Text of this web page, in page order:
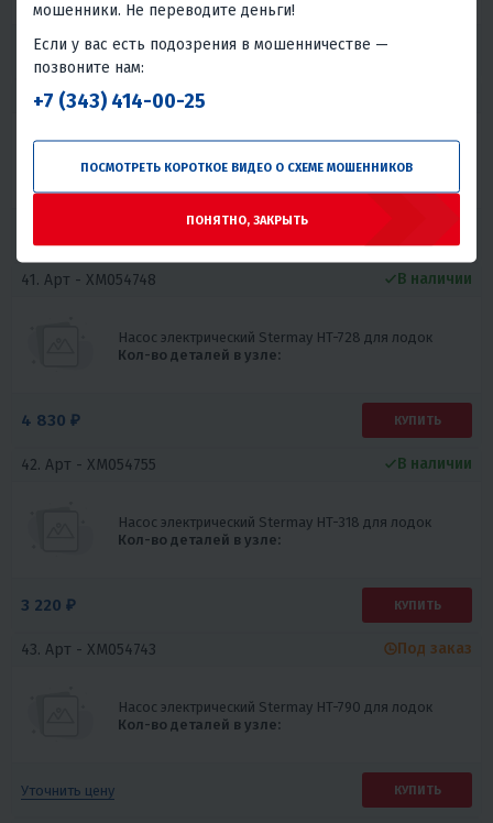
2 300 ₽
40. Арт -XM054749
Кол-во деталей в узле:
41. Арт - XM054748
Насос электрический Stermay HT-728 для лодок
Кол-во деталей в узле:
В наличии
4 830 ₽ КУПИТЬ
42. Арт - XM054755
Насос электрический Stermay HT-318 для лодок
Кол-во деталей в узле:
В наличии
3 220 ₽ КУПИТЬ
43. Арт - XM054743
Насос электрический Stermay HT-790 для лодок
Кол-во деталей в узле:
Под заказ
Уточнить цену КУПИТЬ
мошенники. Не переводите деньги!
Если у вас есть подозрения в мошенничестве —
позвоните нам:
+7 (343) 414-00-25
ПОСМОТРЕТЬ КОРОТКОЕ ВИДЕО О СХЕМЕ МОШЕННИКОВ
ПОНЯТНО, ЗАКРЫТЬ